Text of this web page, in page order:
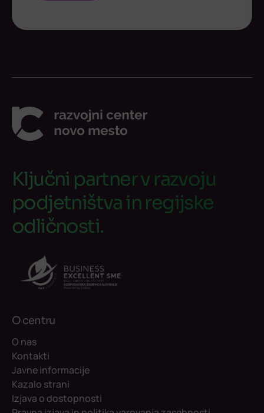
Ključni partner v razvoju
podjetništva in regijske
odličnosti.
O centru
O nas
Kontakti
Javne informacije
Kazalo strani
Izjava o dostopnosti